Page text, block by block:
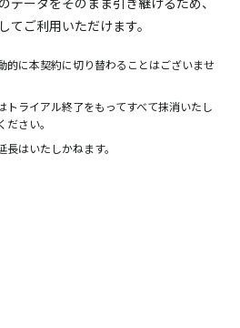
てご利用いただけます。
的に本契約に切り替わることはございませ
トライアル終了をもってすべて抹消いたし
さい。
長はいたしかねます。